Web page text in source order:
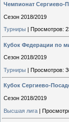
Чемпионат Сергиево-
Сезон 2018/2019
Турниры Просмотров:
Кубок Федерации по
Сезон 2018/2019
Турниры | Просмотров:
Кубок Сергиево-
Сезон 2018/2019
Высшая лига |